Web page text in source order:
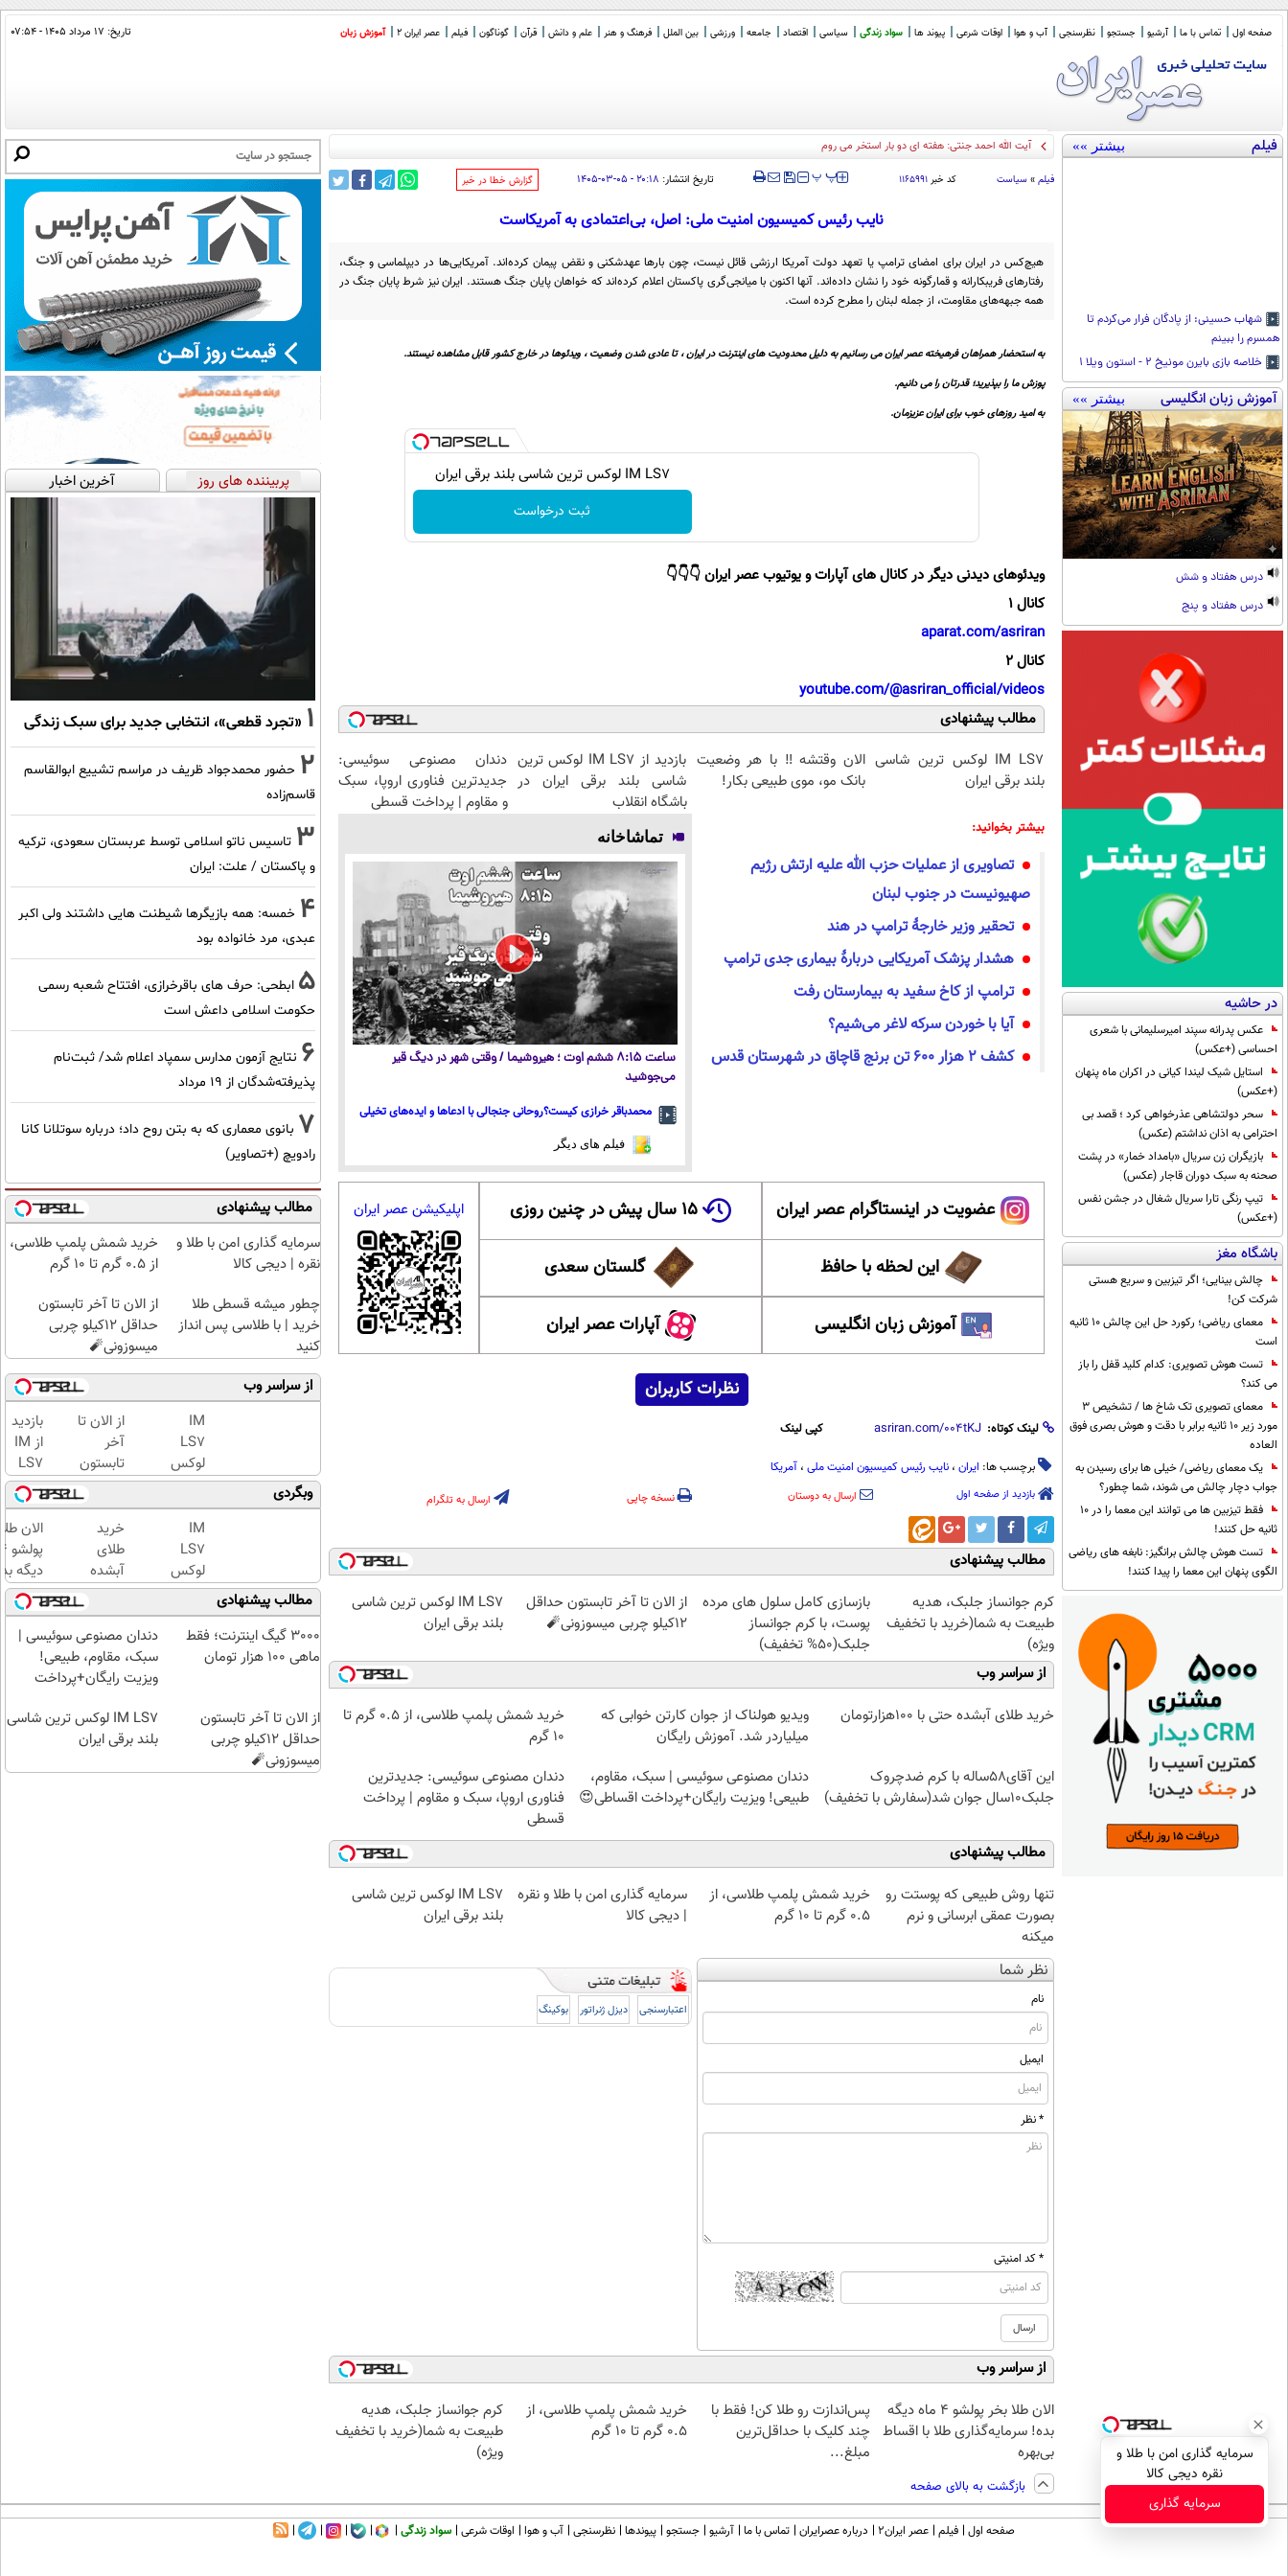
صفحه اول تماس با ما آرشیو جستجو نظرسنجی آب و هوا اوقات شرعی پیوند ها سواد زندگی سیاسی اقتصاد جامعه ورزشی بین الملل فرهنگ و هنر علم و دانش قرآن گوناگون فیلم عصر ایران 2 آموزش زبان تاریخ: ۱۷ مرداد ۱۴۰۵ - ۰۷:۵۴
فیلم بیشتر »»
شهاب حسینی: از پادگان فرار می‌کردم تا
همسرم را ببینم
خلاصه بازی بایرن مونیخ ۲ - استون ویلا ۱
آموزش زبان انگلیسی بیشتر »»
درس هفتاد و شش
درس هفتاد و پنج
در حاشیه
عکس پدرانه سپند امیرسلیمانی با شعری
احساسی (+عکس)
استایل شیک لیندا کیانی در اکران ماه پنهان
(+عکس)
سحر دولتشاهی عذرخواهی کرد ؛ قصد بی
احترامی به اذان نداشتم (عکس)
بازیگران زن سریال «بامداد خمار» در پشت
صحنه به سبک دوران قاجار (عکس)
تیپ رنگی تارا سریال شغال در جشن نفس
(+عکس)
باشگاه مغز
چالش بینایی؛ اگر تیزبین و سریع هستی
شرکت کن!
معمای ریاضی؛ رکورد حل این چالش 10 ثانیه
است
تست هوش تصویری: کدام کلید قفل را باز
می کند؟
معمای تصویری تک شاخ ها / تشخیص 3
مورد زیر 10 ثانیه برابر با دقت و هوش بصری فوق
العاده
یک معمای ریاضی/ خیلی ها برای رسیدن به
جواب دچار چالش می شوند، شما چطور؟
فقط تیزبین ها می توانند این معما را در 10
ثانیه حل کنند!
تست هوش چالش برانگیز: نابغه های ریاضی
الگوی پنهان این معما را پیدا کنند!
آیت الله احمد جنتی: هفته ای دو بار استخر می روم
فیلم » سیاست کد خبر ۱۱۶۵۹۹۱ ‍‍‍ پپ تاریخ انتشار: ۲۰:۱۸ - ۰۵-۰۳-۱۴۰۵ ‌گزارش خطا در خبر
نایب رئیس کمیسیون امنیت ملی: اصل، بی‌اعتمادی به آمریکاست
هیچ‌کس در ایران برای امضای ترامپ یا تعهد دولت آمریکا ارزشی قائل نیست، چون بار‌ها عهدشکنی و نقض پیمان کرده‌اند. آمریکایی‌ها در دیپلماسی و جنگ،
رفتار‌های فریبکارانه و قمارگونه خود را نشان داده‌اند. آنها اکنون با میانجی‌گری پاکستان اعلام کرده‌اند که خواهان پایان جنگ هستند. ایران نیز شرط پایان جنگ در
همه جبهه‌های مقاومت، از جمله لبنان را مطرح کرده است.
به استحضار همراهان فرهیخته عصر ایران می رسانیم به دلیل محدودیت های اینترنت در ایران ، تا عادی شدن وضعیت ، ویدئوها در خارج کشور قابل مشاهده نیستند.
پوزش ما را بپذیرید؛ قدرتان را می دانیم.
به امید روزهای خوب برای ایران عزیزمان.
IM LS7 لوکس ترین شاسی بلند برقی ایران
ثبت درخواست
ویدئوهای دیدنی دیگر در کانال های آپارات و یوتیوب عصر ایران 👇👇👇
کانال 1
aparat.com/asriran
کانال 2
youtube.com/@asriran_official/videos
مطالب پیشنهادی
IM LS7 لوکس ترین شاسی
بلند برقی ایران
الان وقتشه‼️ با هر وضعیت
بانک مو، موی طبیعی بکار!
بازدید از IM LS7 لوکس ترین
شاسی بلند برقی ایران در
باشگاه انقلاب
دندان مصنوعی سوئیسی:
جدیدترین فناوری اروپا، سبک
و مقاوم | پرداخت قسطی
بیشتر بخوانید:
تصاویری از عملیات حزب الله علیه ارتش رژیم
صهیونیست در جنوب لبنان
تحقیر وزیر خارجهٔ ترامپ در هند
هشدار پزشک آمریکایی دربارهٔ بیماری جدی ترامپ
ترامپ از کاخ سفید به بیمارستان رفت
آیا با خوردن سرکه لاغر می‌شیم؟
کشف ۲ هزار ۶۰۰ تن برنج قاچاق در شهرستان قدس
تماشاخانه
ساعت ۸:۱۵ ششم اوت ؛ هیروشیما / وقتی شهر در دیگ قیر
می‌جوشید
محمدباقر خرازی کیست؟روحانی جنجالی با ادعاها و ایده‌های تخیلی
فیلم های دیگر
عضویت در اینستاگرام عصر ایران ۱۵ سال پیش در چنین روزی
این لحظه با حافظ گلستان سعدی
آموزش زبان انگلیسی آپارات عصر ایران
اپلیکیشن عصر ایران
نظرات کاربران
لینک کوتاه: کپی لینک
برچسب ها: ایران ، نایب رئیس کمیسیون امنیت ملی ، آمریکا
بازدید از صفحه اول ارسال به دوستان نسخه چاپی ارسال به تلگرام
مطالب پیشنهادی
کرم جوانساز جلبک، هدیه
طبیعت به شما(خرید با تخفیف
ویژه)
بازسازی کامل سلول های مرده
پوست، با کرم جوانساز
جلبک(50% تخفیف)
از الان تا آخر تابستون حداقل
12کیلو چربی میسوزونی🧨
IM LS7 لوکس ترین شاسی
بلند برقی ایران
از سراسر وب
خرید طلای آبشده حتی با ۱۰۰هزارتومان
ویدیو هولناک از جوان کارتن خوابی که
میلیاردر شد. آموزش رایگان
خرید شمش پلمپ طلاسی، از ۰.۵ گرم تا
۱۰ گرم
این آقای58ساله با کرم ضدچروک
جلبک10سال جوان شد(سفارش با تخفیف)
دندان مصنوعی سوئیسی | سبک، مقاوم،
طبیعی! ویزیت رایگان+پرداخت اقساطی😍
دندان مصنوعی سوئیسی: جدیدترین
فناوری اروپا، سبک و مقاوم | پرداخت
قسطی
مطالب پیشنهادی
تنها روش طبیعی که پوستت رو
بصورت عمقی ابرسانی و نرم
میکنه
خرید شمش پلمپ طلاسی، از
۰.۵ گرم تا ۱۰ گرم
سرمایه گذاری امن با طلا و نقره
| دیجی کالا
IM LS7 لوکس ترین شاسی
بلند برقی ایران
نظر شما
نام
ایمیل
* نظر
* کد امنیتی
اعتبارسنجی دیزل ژنراتور بوکینگ
از سراسر وب
الان طلا بخر پولشو 4 ماه دیگه
بده! سرمایه‌گذاری طلا با اقساط
بی‌بهره
پس‌اندازت رو طلا کن! فقط با
چند کلیک با حداقل‌ترین
مبلغ...
خرید شمش پلمپ طلاسی، از
۰.۵ گرم تا ۱۰ گرم
کرم جوانساز جلبک، هدیه
طبیعت به شما(خرید با تخفیف
ویژه)
بازگشت به بالای صفحه
پربیننده های روز آخرین اخبار
1 «تجرد قطعی»، انتخابی جدید برای سبک زندگی
2 حضور محمدجواد ظریف در مراسم تشییع ابوالقاسم
قاسم‌زاده
3 تاسیس ناتو اسلامی توسط عربستان سعودی، ترکیه
و پاکستان / علت: ایران
4 خمسه: همه بازیگرها شیطنت هایی داشتند ولی اکبر
عبدی، مرد خانواده بود
5 ابطحی: حرف های باقرخرازی، افتتاح شعبه رسمی
حکومت اسلامی داعش است
6 نتایج آزمون مدارس سمپاد اعلام شد/ ثبت‌نام
پذیرفته‌شدگان از ۱۹ مرداد
7 بانوی معماری که به بتن روح داد؛ درباره سوتلانا کانا
رادویچ (+تصاویر)
مطالب پیشنهادی
سرمایه گذاری امن با طلا و
نقره | دیجی کالا
خرید شمش پلمپ طلاسی،
از ۰.۵ گرم تا ۱۰ گرم
چطور میشه قسطی طلا
خرید | با طلاسی پس انداز
کنید
از الان تا آخر تابستون
حداقل 12کیلو چربی
میسوزونی🧨
از سراسر وب
IM
LS7
لوکس
ترین
شاسی
بلند
برقی
ایران
از الان تا
آخر
تابستون
حداقل
12کیلو
چربی
میسوزونی
🧨
بازدید
از IM
LS7
لوکس
ترین
شاسی
بلند
برقی
ایران
در
باشگاه
انقلاب
وبگردی
IM
LS7
لوکس
ترین
شاسی
بلند
برقی
خرید
طلای
آبشده
حتی با
۱۰۰هزارتومان
الان
دیگه
طلا با
بی‌بهره
مطالب پیشنهادی
3000 گیگ اینترنت؛ فقط
ماهی 100 هزار تومان
دندان مصنوعی سوئیسی |
سبک، مقاوم، طبیعی!
ویزیت رایگان+پرداخت
از الان تا آخر تابستون
حداقل 12کیلو چربی
میسوزونی🧨
IM LS7 لوکس ترین شاسی
بلند برقی ایران
سرمایه گذاری امن با طلا و
نقره دیجی کالا
سرمایه گذاری
صفحه اول فیلم عصر ایران۲ درباره عصرایران تماس با ما آرشیو جستجو پیوندها نظرسنجی آب و هوا اوقات شرعی سواد زندگی